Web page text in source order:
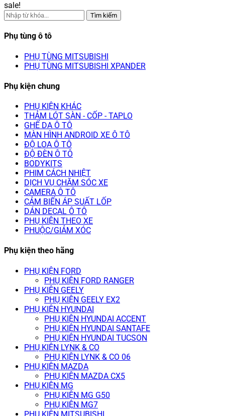
sale!
Tìm kiếm
Phụ tùng ô tô
PHỤ TÙNG MITSUBISHI
PHỤ TÙNG MITSUBISHI XPANDER
Phụ kiện chung
PHỤ KIỆN KHÁC
THẢM LÓT SÀN - CỐP - TAPLO
GHẾ DA Ô TÔ
MÀN HÌNH ANDROID XE Ô TÔ
ĐỘ LOA Ô TÔ
ĐỘ ĐÈN Ô TÔ
BODYKITS
PHIM CÁCH NHIỆT
DỊCH VỤ CHĂM SÓC XE
CAMERA Ô TÔ
CẢM BIẾN ÁP SUẤT LỐP
DÁN DECAL Ô TÔ
PHỤ KIỆN THEO XE
PHUỘC/GIẢM XÓC
Phụ kiện theo hãng
PHỤ KIỆN FORD
PHỤ KIỆN FORD RANGER
PHỤ KIỆN GEELY
PHỤ KIỆN GEELY EX2
PHỤ KIỆN HYUNDAI
PHỤ KIỆN HYUNDAI ACCENT
PHỤ KIỆN HYUNDAI SANTAFE
PHỤ KIỆN HYUNDAI TUCSON
PHỤ KIỆN LYNK & CO
PHỤ KIỆN LYNK & CO 06
PHỤ KIỆN MAZDA
PHỤ KIỆN MAZDA CX5
PHỤ KIỆN MG
PHỤ KIỆN MG G50
PHỤ KIỆN MG7
PHỤ KIỆN MITSUBISHI